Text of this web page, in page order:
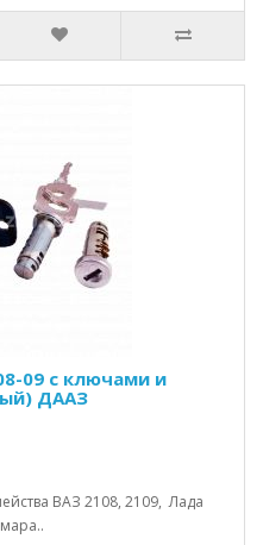
09 с ключами и
ДААЗ
ВАЗ 2108, 2109, Лада